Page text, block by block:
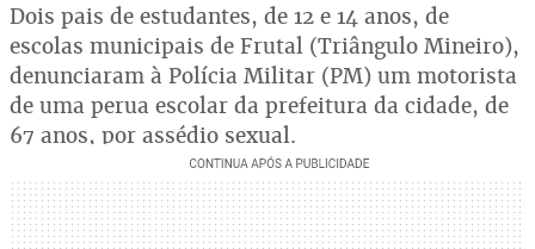
Dois pais de estudantes, de 12 e 14 anos, de
escolas municipais de Frutal (Triângulo Mineiro),
denunciaram à Polícia Militar (PM) um motorista
de uma perua escolar da prefeitura da cidade, de
67 anos, por assédio sexual.